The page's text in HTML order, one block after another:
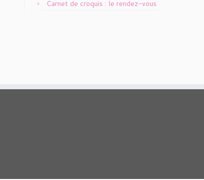
Carnet de croquis : le rendez-vous